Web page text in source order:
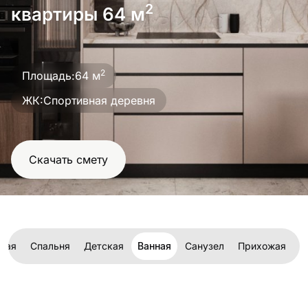
Обсудить
квартиры 64 м2
Площадь:64 м2
ЖК:Спортивная деревня
Скачать смету
Спальня Детская Ванная Санузел Прихожая